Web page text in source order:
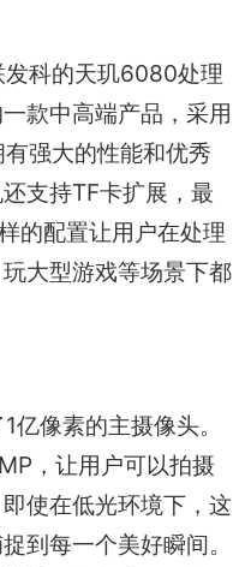
科的天玑6080处理
款中高端产品，采用
强大的性能和优秀
支持TF卡扩展，最
的配置让用户在处理
大型游戏等场景下都
像素的主摄像头。
，让用户可以拍摄
使在低光环境下，这
到每一个美好瞬间。